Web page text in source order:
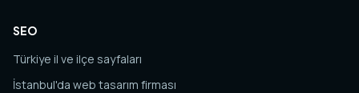
SEO
Türkiye il ve ilçe sayfaları
İstanbul'da web tasarım firması